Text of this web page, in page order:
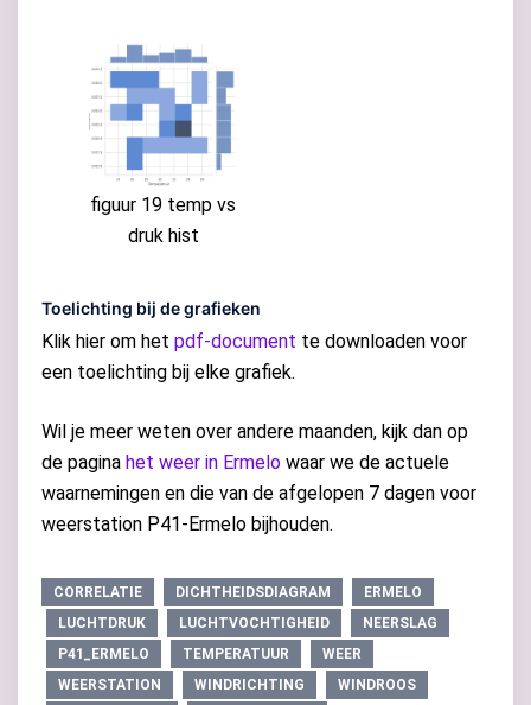
figuur 19 temp vs
druk hist
Toelichting bij de grafieken
Klik hier om het pdf-document te downloaden voor
een toelichting bij elke grafiek.
Wil je meer weten over andere maanden, kijk dan op
de pagina het weer in Ermelo waar we de actuele
waarnemingen en die van de afgelopen 7 dagen voor
weerstation P41-Ermelo bijhouden.
CORRELATIE DICHTHEIDSDIAGRAM
ERMELO
LUCHTDRUK
LUCHTVOCHTIGHEID
NEERSLAG
P41_ERMELO
TEMPERATUUR
WEER
WEERSTATION
WINDRICHTING
WINDROOS